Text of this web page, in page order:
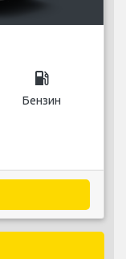
local_gas_station
Бензин